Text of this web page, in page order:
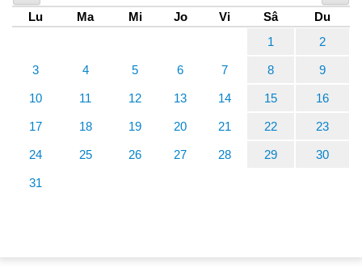
Lu
Ma Mi Jo Vi Sâ
Du
1
2
3 4 5 6 7 8 9
10 11 12 13 14 15 16
17 18 19 20 21 22 23
24 25 26 27 28 29 30
31